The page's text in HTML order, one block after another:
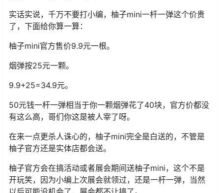
实话实说，千万不要打小编，柚子mini一杆一弹这个价贵
了，下面给你算一算：
柚子mini官方售价9.9元一根。
烟弹按25元一颗。
9.9+25=34.9元。
50元钱一杆一弹相当于你一颗烟弹花了40块，官方价都没
有这么高，哥们你这是被人宰了呀。
在来一点更杀人诛心的，柚子mini完全是白送的，不管是
柚子官方还是实体店都会送。
柚子官方会在搞活动或者展会期间送柚子mini，这个不是
开玩笑，因为小编上次展会就领过，还是一杆一弹，当然